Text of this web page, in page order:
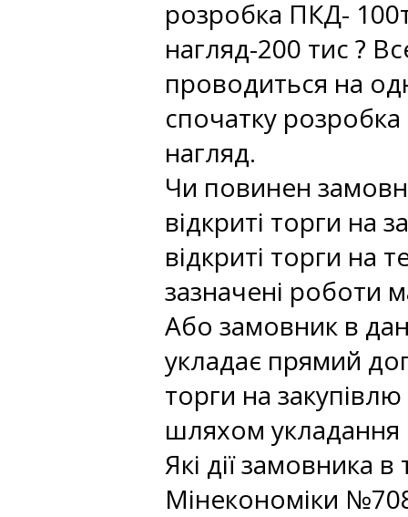
розробка ПКД-
нагляд-200 тис ?
проводиться на
спочатку
нагляд.
Чи повинен
відкриті торги на
відкриті торги на
зазначені роботи
Або замовник в
укладає прямий
торги на
шляхом укладання
Які дії замовника
Мінекономіки